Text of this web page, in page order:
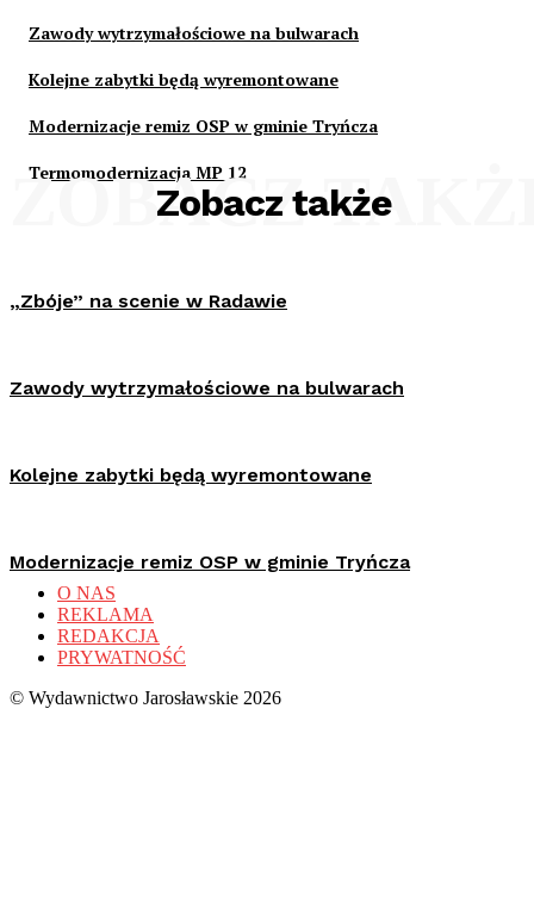
Zawody wytrzymałościowe na bulwarach
Kolejne zabytki będą wyremontowane
Modernizacje remiz OSP w gminie Tryńcza
Termomodernizacja MP 12
Zobacz także
ZOBACZ
„Zbóje” na scenie w Radawie
Zawody wytrzymałościowe na bulwarach
Kolejne zabytki będą wyremontowane
Modernizacje remiz OSP w gminie Tryńcza
O NAS
REKLAMA
REDAKCJA
PRYWATNOŚĆ
© Wydawnictwo Jarosławskie 2026